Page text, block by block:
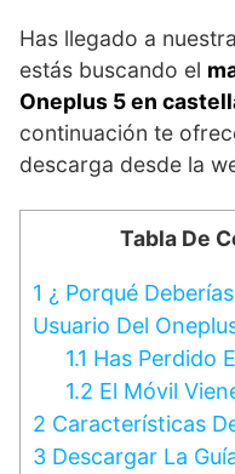
Has llegado a
estás buscando el
Oneplus 5 en
continuación te
descarga desde la
Tabla De
1 ¿ Porqué
Usuario Del
1.1 Has Perdido
1.2 El Móvil
2 Características
3 Descargar La